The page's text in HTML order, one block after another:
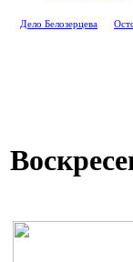
Дело Белозерцева